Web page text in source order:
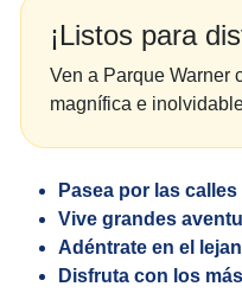
¡Listos para
Ven a Parque Warner
magnífica e
Pasea por las
Vive grandes
Adéntrate en el
Disfruta con los